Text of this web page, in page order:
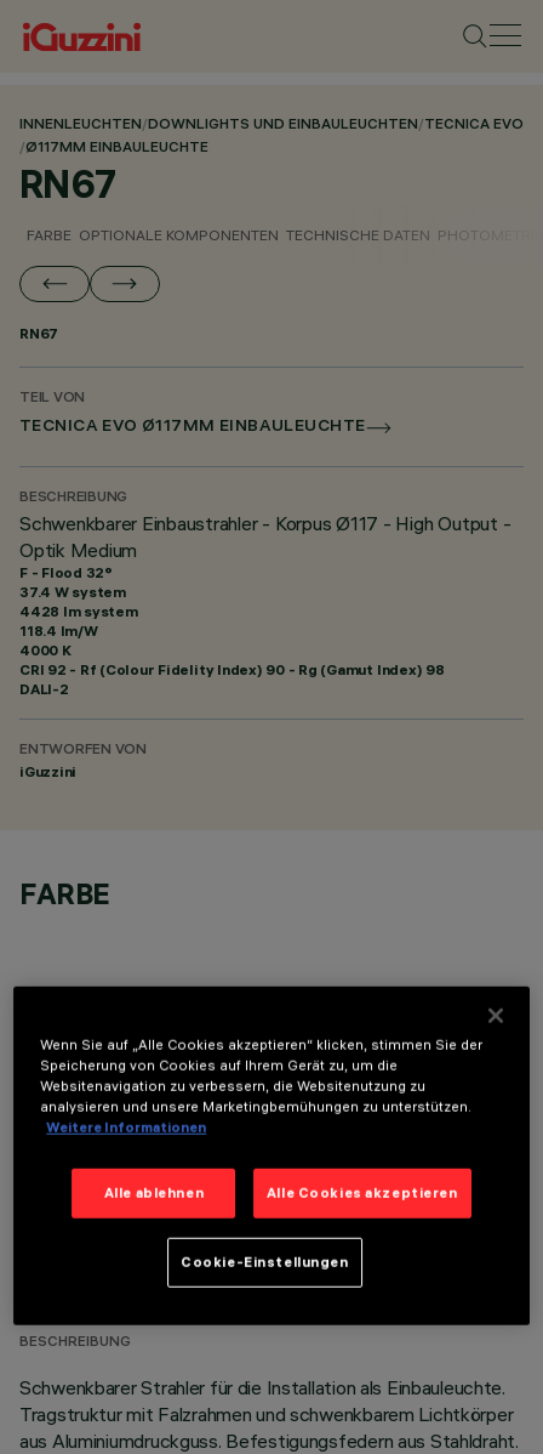
INNENLEUCHTEN/DOWNLIGHTS UND EINBAULEUCHTEN/TECNICA EVO
/Ø117MM EINBAULEUCHTE
RN67
FARBE OPTIONALE KOMPONENTEN TECHNISCHE DATEN
RN67
TEIL VON
TECNICA EVO Ø117MM EINBAULEUCHTE
BESCHREIBUNG
Schwenkbarer Einbaustrahler - Korpus Ø117 - High Output -
Optik Medium
F - Flood 32°
37.4 W system
4428 lm system
118.4 lm/W
4000 K
CRI 92 - Rf (Colour Fidelity Index) 90 - Rg (Gamut Index) 98
DALI-2
ENTWORFEN VON
iGuzzini
FARBE
OPTIONALE KOMPONENTEN
TECHNISCHE DATEN
BESCHREIBUNG
Schwenkbarer Strahler für die Installation als Einbauleuchte.
Tragstruktur mit Falzrahmen und schwenkbarem Lichtkörper
aus Aluminiumdruckguss. Befestigungsfedern aus Stahldraht.
Wenn Sie auf „Alle Cookies akzeptieren“ klicken, stimmen Sie der
Speicherung von Cookies auf Ihrem Gerät zu, um die
Websitenavigation zu verbessern, die Websitenutzung zu
analysieren und unsere Marketingbemühungen zu unterstützen.
Weitere Informationen
Alle ablehnen Alle Cookies akzeptieren
Cookie-Einstellungen